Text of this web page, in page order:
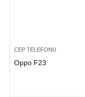
CEP TELEFONU
Oppo F23